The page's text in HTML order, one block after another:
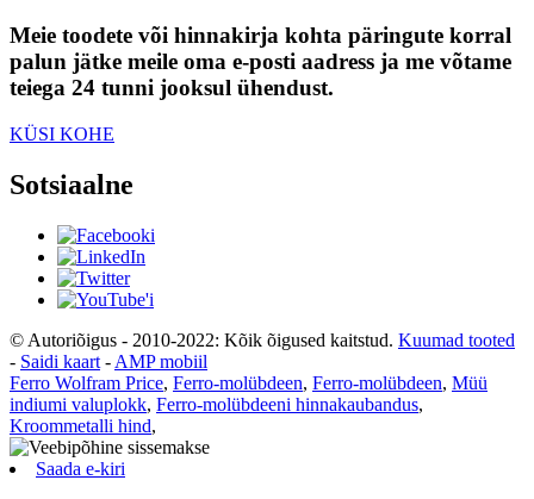
Meie toodete või hinnakirja kohta päringute korral
palun jätke meile oma e-posti aadress ja me võtame
teiega 24 tunni jooksul ühendust.
KÜSI KOHE
Sotsiaalne
© Autoriõigus - 2010-2022: Kõik õigused kaitstud. Kuumad tooted
- Saidi kaart - AMP mobiil
Ferro Wolfram Price, Ferro-molübdeen, Ferro-molübdeen, Müü
indiumi valuplokk, Ferro-molübdeeni hinnakaubandus,
Kroommetalli hind,
Saada e-kiri